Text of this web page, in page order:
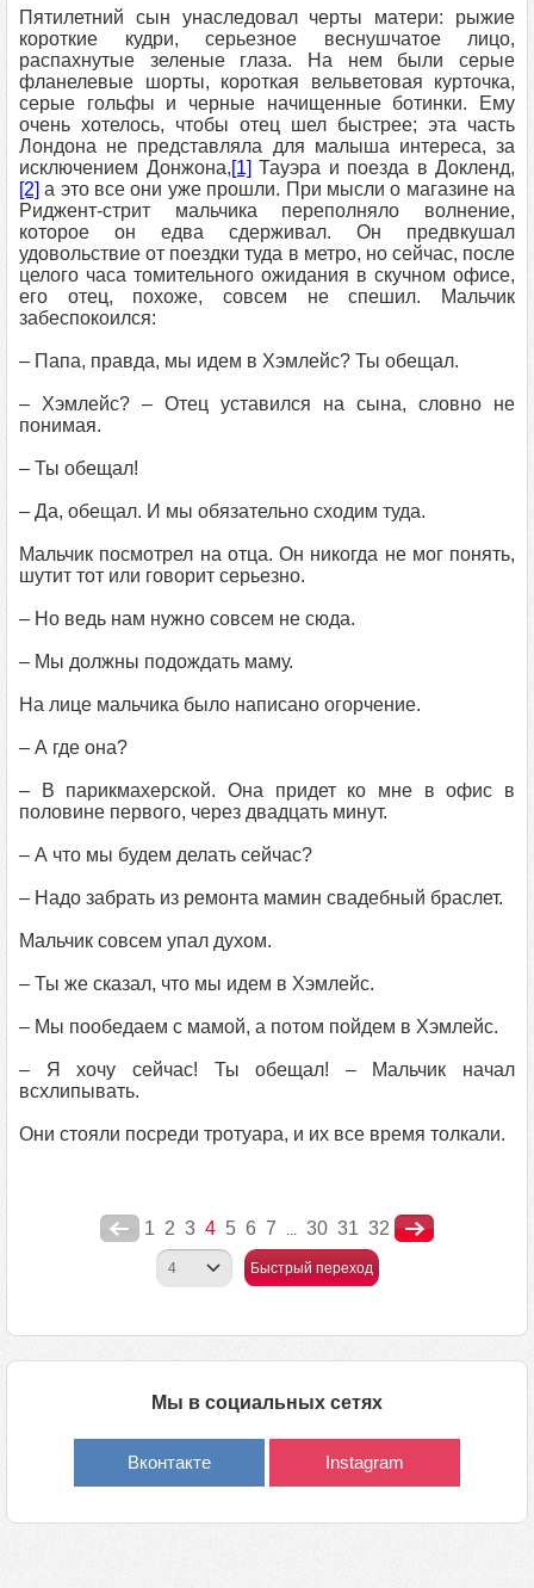
Пятилетний сын унаследовал черты матери: рыжие
короткие кудри, серьезное веснушчатое лицо,
распахнутые зеленые глаза. На нем были серые
фланелевые шорты, короткая вельветовая курточка,
серые гольфы и черные начищенные ботинки. Ему
очень хотелось, чтобы отец шел быстрее; эта часть
Лондона не представляла для малыша интереса, за
исключением Донжона,[1] Тауэра и поезда в Докленд,
[2] а это все они уже прошли. При мысли о магазине на
Риджент‑стрит мальчика переполняло волнение,
которое он едва сдерживал. Он предвкушал
удовольствие от поездки туда в метро, но сейчас, после
целого часа томительного ожидания в скучном офисе,
его отец, похоже, совсем не спешил. Мальчик
забеспокоился:
– Папа, правда, мы идем в Хэмлейс? Ты обещал.
– Хэмлейс? – Отец уставился на сына, словно не
понимая.
– Ты обещал!
– Да, обещал. И мы обязательно сходим туда.
Мальчик посмотрел на отца. Он никогда не мог понять,
шутит тот или говорит серьезно.
– Но ведь нам нужно совсем не сюда.
– Мы должны подождать маму.
На лице мальчика было написано огорчение.
– А где она?
– В парикмахерской. Она придет ко мне в офис в
половине первого, через двадцать минут.
– А что мы будем делать сейчас?
– Надо забрать из ремонта мамин свадебный браслет.
Мальчик совсем упал духом.
– Ты же сказал, что мы идем в Хэмлейс.
– Мы пообедаем с мамой, а потом пойдем в Хэмлейс.
– Я хочу сейчас! Ты обещал! – Мальчик начал
всхлипывать.
Они стояли посреди тротуара, и их все время толкали.
1 2 3 4 5 6 7 ... 30 31 32
Быстрый переход
Мы в социальных сетях
Вконтакте Instagram